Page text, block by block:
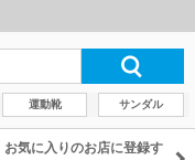
運動靴 サンダル
お気に入りのお店に登録す